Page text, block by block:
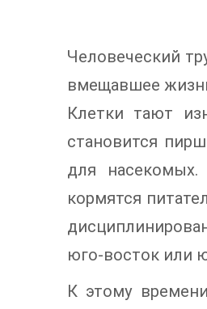
Человеческий
вмещавшее
Клетки тают
становится
для
кормятся
юго-восток или
К этому